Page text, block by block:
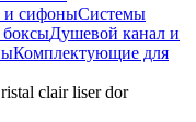
сифоныСистемы
Душевой канал и
Комплектующие для
clair liser dor